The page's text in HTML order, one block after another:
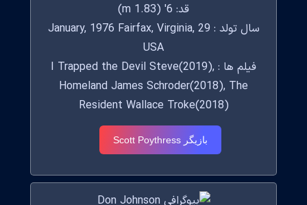
قد: 6' (1.83 m)
سال تولد : 29 January, 1976 Fairfax, Virginia,
USA
فیلم ها : I Trapped the Devil Steve(2019),
Homeland James Schroder(2018), The
Resident Wallace Troke(2018)
بازیگر Scott Poythress